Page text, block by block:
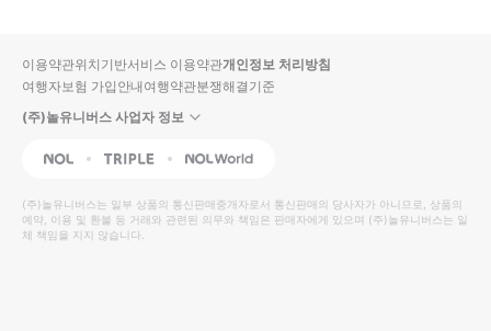
입니
다.
높
은
순
동
영
상
순
상
이용약관위치기반서비스 이용약관개인정보 처리방침
여행자보험 가입안내여행약관분쟁해결기준
(주)놀유니버스 사업자 정보
NOL Triple Interpark Global
(주)놀유니버스는 일부 상품의 통신판매중개자로서 통신판매의 당사자가 아니므로, 상품의
예약, 이용 및 환불 등 거래와 관련된 의무와 책임은 판매자에게 있으며 (주)놀유니버스는 일
체 책임을 지지 않습니다.